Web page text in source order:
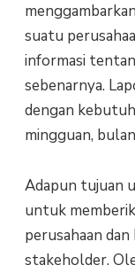
suatu
informasi
sebenarnya.
dengan
mingguan,
Adapun tujuan
untuk
perusahaan
stakeholder.